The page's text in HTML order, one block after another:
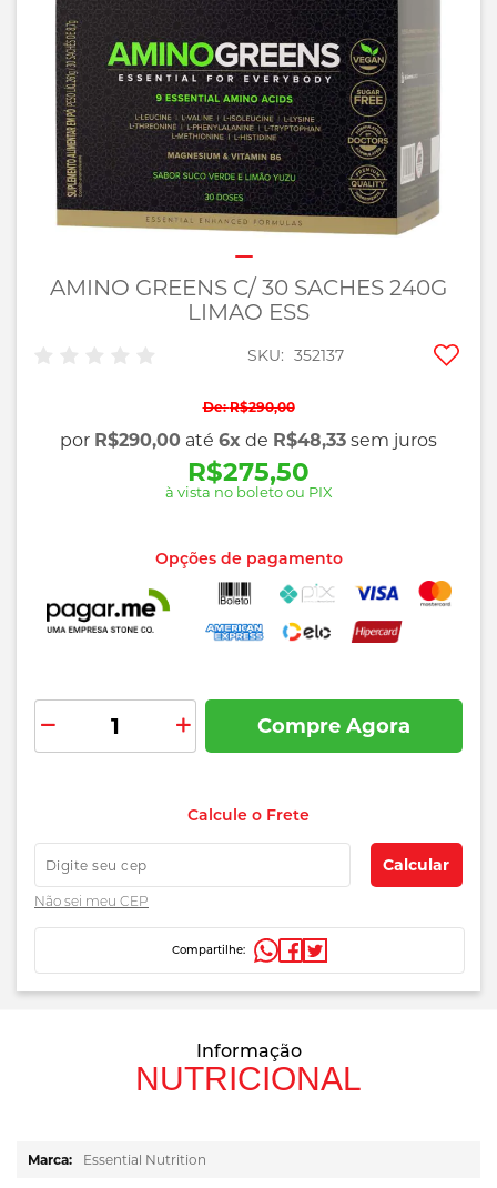
AMINO GREENS C/ 30 SACHES 240G
LIMAO ESS
SKU 352137
R$290,00
por R$290,00 até 6x de R$48,33 sem juros
R$275,50
à vista no boleto ou PIX
Opções de pagamento
Compre Agora
favoritos
Calcule o Fretepreços
Calcular
Não sei meu CEP
Compartilhe:
imagens
Saltar
imagens
Informação
NUTRICIONAL
Mais
Essential Nutrition